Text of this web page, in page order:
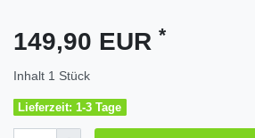
149,90 EUR *
Inhalt 1 Stück
Lieferzeit: 1-3 Tage